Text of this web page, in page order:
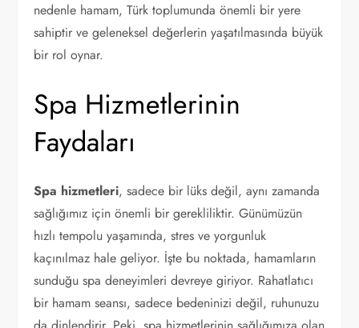
nedenle hamam, Türk toplumunda önemli bir yere
sahiptir ve geleneksel değerlerin yaşatılmasında büyük
bir rol oynar.
Spa Hizmetlerinin
Faydaları
Spa hizmetleri, sadece bir lüks değil, aynı zamanda
sağlığımız için önemli bir gerekliliktir. Günümüzün
hızlı tempolu yaşamında, stres ve yorgunluk
kaçınılmaz hale geliyor. İşte bu noktada, hamamların
sunduğu spa deneyimleri devreye giriyor. Rahatlatıcı
bir hamam seansı, sadece bedeninizi değil, ruhunuzu